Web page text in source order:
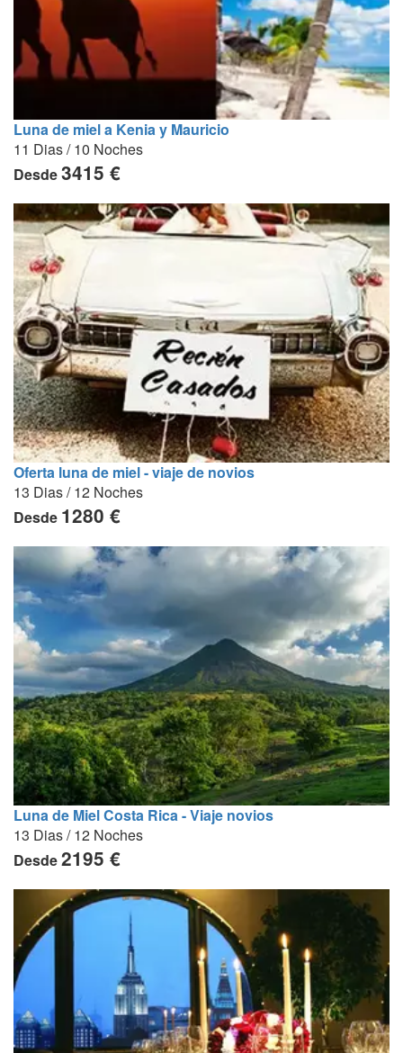
Luna de miel a Kenia y Mauricio
11 Dias / 10 Noches
Desde3415 €
Oferta luna de miel - viaje de novios
13 Dias / 12 Noches
Desde 1280 €
Luna de Miel Costa Rica - Viaje novios
13 Dias / 12 Noches
Desde2195 €